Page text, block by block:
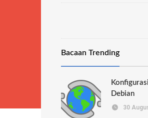
Bacaan Trending
Debian
30